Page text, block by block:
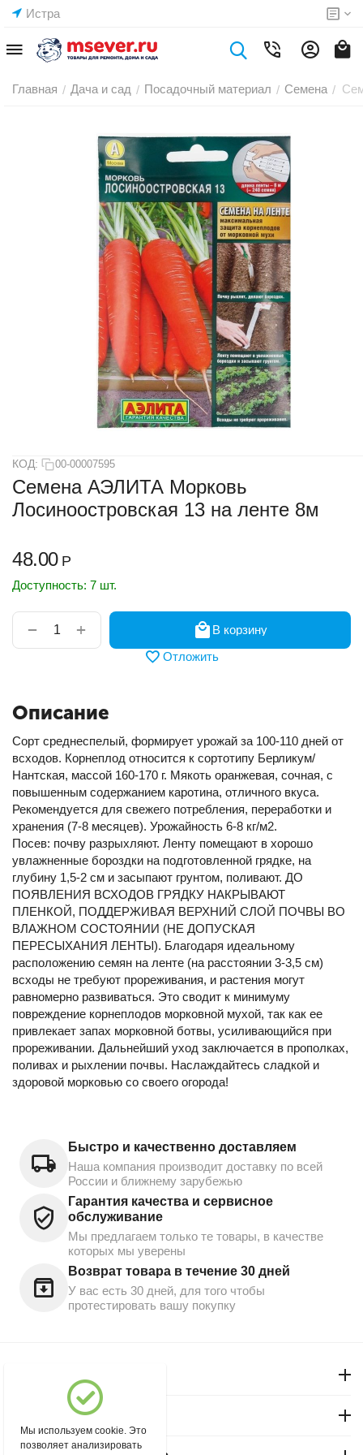
Истра
Главная / Дача и сад / Посадочный материал / Семена /
КОД: 00-00007595
Семена АЭЛИТА Морковь
Лосиноостровская 13 на ленте 8м
48.00 Р
Доступность: 7 шт.
+
−
В корзину
Отложить
Описание
Сорт среднеспелый, формирует урожай за 100-110 дней от
всходов. Корнеплод относится к сортотипу Берликум/
Нантская, массой 160-170 г. Мякоть оранжевая, сочная, с
повышенным содержанием каротина, отличного вкуса.
Рекомендуется для свежего потребления, переработки и
хранения (7-8 месяцев). Урожайность 6-8 кг/м2.
Посев: почву разрыхляют. Ленту помещают в хорошо
увлажненные бороздки на подготовленной грядке, на
глубину 1,5-2 см и засыпают грунтом, поливают. ДО
ПОЯВЛЕНИЯ ВСХОДОВ ГРЯДКУ НАКРЫВАЮТ
ПЛЕНКОЙ, ПОДДЕРЖИВАЯ ВЕРХНИЙ СЛОЙ ПОЧВЫ ВО
ВЛАЖНОМ СОСТОЯНИИ (НЕ ДОПУСКАЯ
ПЕРЕСЫХАНИЯ ЛЕНТЫ). Благодаря идеальному
расположению семян на ленте (на расстоянии 3-3,5 см)
всходы не требуют прореживания, и растения могут
равномерно развиваться. Это сводит к минимуму
повреждение корнеплодов морковной мухой, так как ее
привлекает запах морковной ботвы, усиливающийся при
прореживании. Дальнейший уход заключается в прополках,
поливах и рыхлении почвы. Наслаждайтесь сладкой и
здоровой морковью со своего огорода!
Быстро и качественно доставляем
Наша компания производит доставку по всей
России и ближнему зарубежью
Гарантия качества и сервисное
обслуживание
Мы предлагаем только те товары, в качестве
которых мы уверены
Возврат товара в течение 30 дней
У вас есть 30 дней, для того чтобы
протестировать вашу покупку
Магазин "Северный"
Мы используем cookie. Это
позволяет анализировать